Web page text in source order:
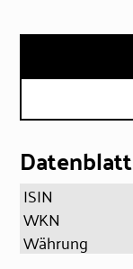
Datenblatt
ISIN
WKN
Währung